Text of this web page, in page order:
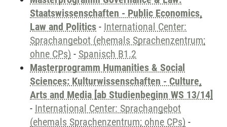
Staatswissenschaften - Public Economics,
Law and Politics - International Center:
Sprachangebot (ehemals Sprachenzentrum;
ohne CPs) - Spanisch B1.2
Masterprogramm Humanities & Social
Sciences: Kulturwissenschaften - Culture,
Arts and Media [ab Studienbeginn WS 13/14]
- International Center: Sprachangebot
(ehemals Sprachenzentrum; ohne CPs) -